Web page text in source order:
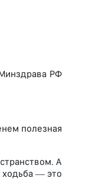
РФ
полезная
А
ходьба ― это